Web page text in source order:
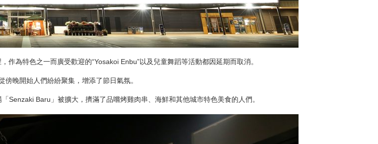
為特色之一而廣受歡迎的“Yosakoi Enbu”以及兒童舞蹈等活動都因延期而取消。
晚開始人們紛紛聚集，增添了節日氣氛。
Senzaki Baru」被擴大，擠滿了品嚐烤雞肉串、海鮮和其他城市特色美食的人們。